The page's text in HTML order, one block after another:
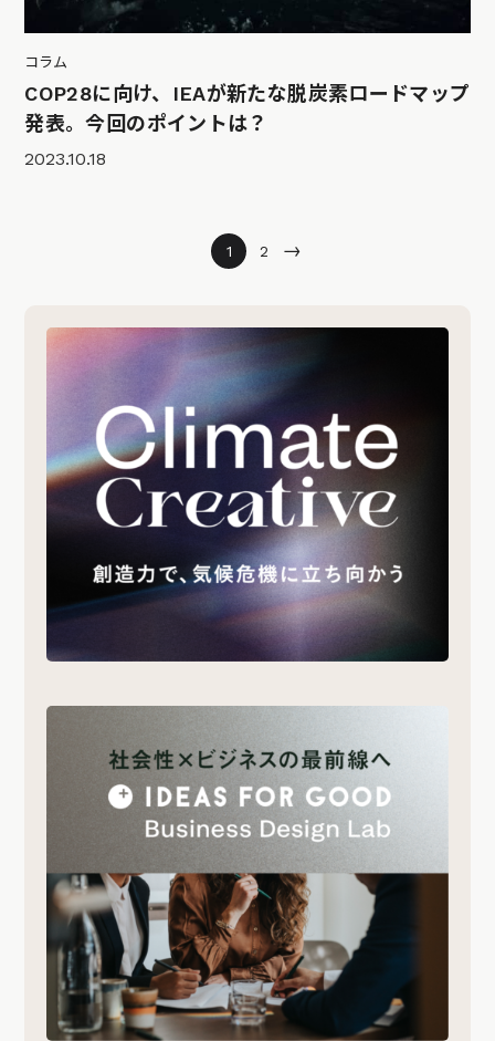
コラム
COP28に向け、IEAが新たな脱炭素ロードマップ
発表。今回のポイントは？
2023.10.18
1 2 →